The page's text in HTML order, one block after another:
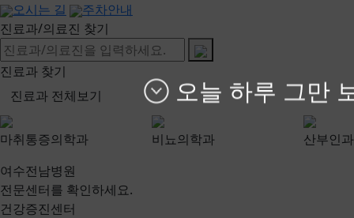
오늘 하루 그만
오시는 길
주차안내
진료과/의료진 찾기
진료과 찾기
진료과 전체보기
마취통증의학과 비뇨의학과 산부인과
여수전남병원
전문센터를 확인하세요.
건강증진센터